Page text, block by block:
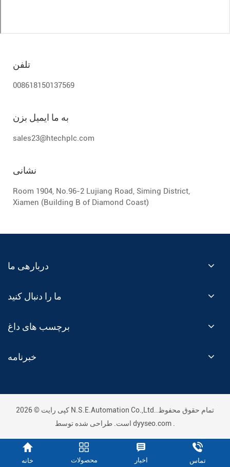
تلفن
008618150137569
به ما ایمیل بزن
sales23@htechplc.com
نشانی
Room 1904, No.96-2 Lujiang Road, Siming District,
Xiamen (Building B of Diamond Coast)
دربارهی ما
ما را دنبال کنید
برچسب های داغ
خبرنامه
کپی رایت © 2026 N.S.E.Automation Co.,Ltd..تمام حقوق محفوظ
dyyseo.com
خانه محصولات اخبار تماس